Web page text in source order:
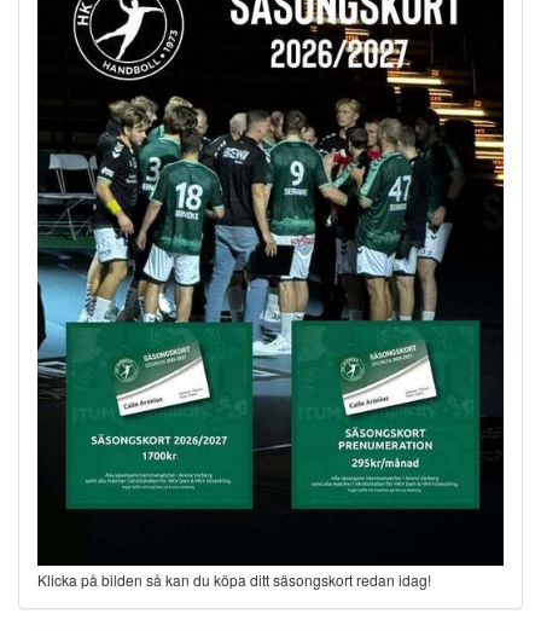
Klicka på bilden så kan du köpa ditt säsongskort redan idag!